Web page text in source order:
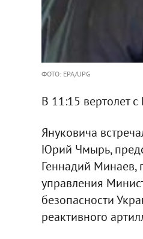
ФОТО: EPA/UPG
В 11:15 вертолет
Януковича
Юрий Чмырь,
Геннадий Минаев,
управления
безопасности
реактивного